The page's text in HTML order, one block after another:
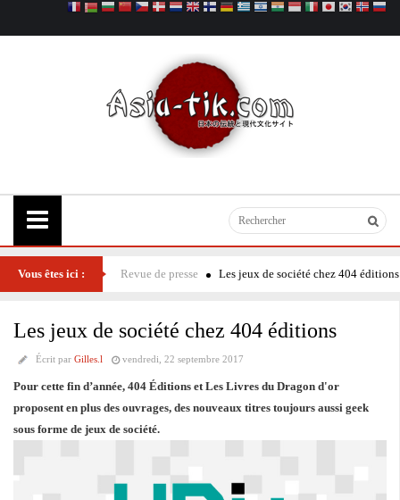
Vous êtes ici : Revue de presse Les jeux de société chez 404 éditions
Les jeux de société chez 404 éditions
Écrit par Gilles.l vendredi, 22 septembre 2017
Pour cette fin d’année, 404 Éditions et Les Livres du Dragon d'or
proposent en plus des ouvrages, des nouveaux titres toujours aussi geek
sous forme de jeux de société.